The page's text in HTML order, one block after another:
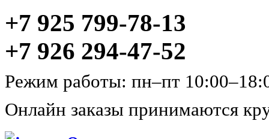
+7 925 799-78-13
+7 926 294-47-52
Режим работы: пн–пт
Онлайн заказы принимаются